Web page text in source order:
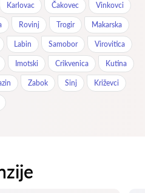
Karlovac Čakovec Vinkovci
Rovinj Trogir Makarska
Labin Samobor Virovitica
Imotski Crikvenica Kutina
Zabok Sinj Križevci